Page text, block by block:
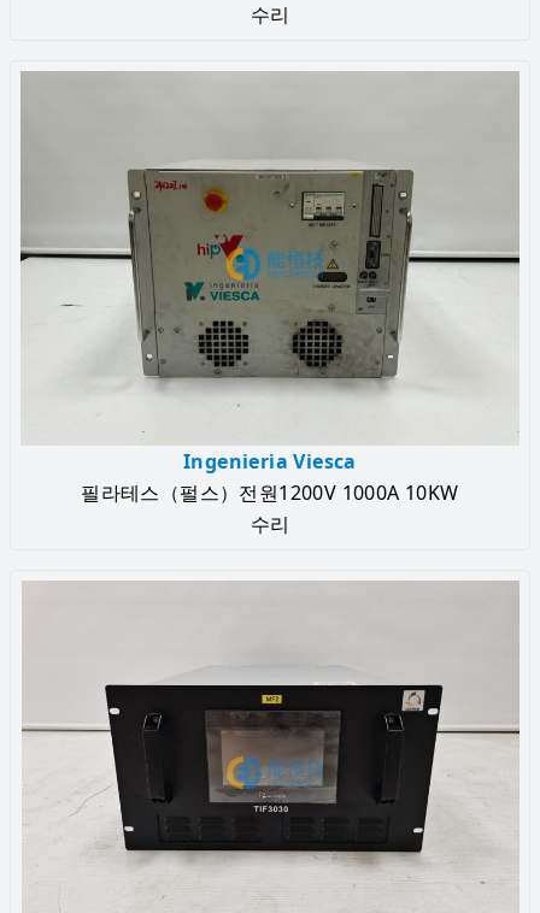
수리
Ingenieria Viesca
필라테스（펄스）전원1200V 1000A 10KW
수리